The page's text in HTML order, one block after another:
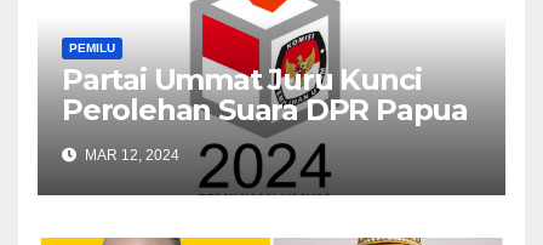
PEMILU
Partai Ummat Juru Kunci
Perolehan Suara DPR Papua
Barat
MAR 12, 2024